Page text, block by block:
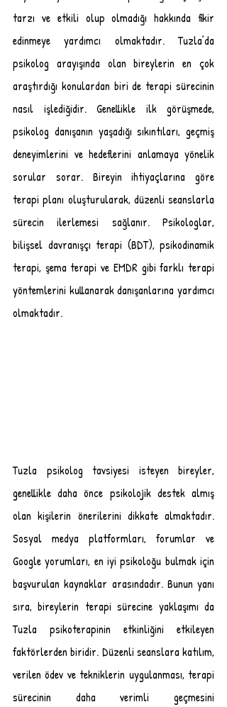
tarzı ve etkili olup olmadığı hakkında fikir
edinmeye yardımcı olmaktadır. Tuzla’da
psikolog arayışında olan bireylerin en çok
araştırdığı konulardan biri de terapi sürecinin
nasıl işlediğidir. Genellikle ilk görüşmede,
psikolog danışanın yaşadığı sıkıntıları, geçmiş
deneyimlerini ve hedeflerini anlamaya yönelik
sorular sorar. Bireyin ihtiyaçlarına göre
terapi planı oluşturularak, düzenli seanslarla
sürecin ilerlemesi sağlanır. Psikologlar,
bilişsel davranışçı terapi (BDT), psikodinamik
terapi, şema terapi ve EMDR gibi farklı terapi
yöntemlerini kullanarak danışanlarına yardımcı
olmaktadır.
Tuzla psikolog tavsiyesi isteyen bireyler,
genellikle daha önce psikolojik destek almış
olan kişilerin önerilerini dikkate almaktadır.
Sosyal medya platformları, forumlar ve
Google yorumları, en iyi psikoloğu bulmak için
başvurulan kaynaklar arasındadır. Bunun yanı
sıra, bireylerin terapi sürecine yaklaşımı da
Tuzla psikoterapinin etkinliğini etkileyen
faktörlerden biridir. Düzenli seanslara katılım,
verilen ödev ve tekniklerin uygulanması, terapi
sürecinin daha verimli geçmesini